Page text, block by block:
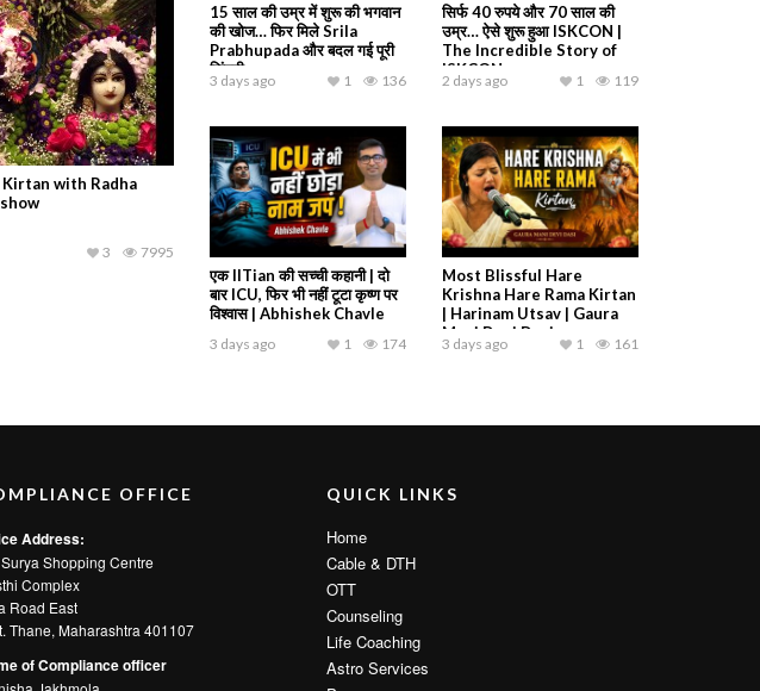
with Radha
7995
3
15 साल की उम्र में शुरू की भगवान
की खोज… फिर मिले Srila
Prabhupada और बदल गई पूरी
जिंदगी
3 days ago 136
1
सिर्फ 40 रुपये और 70 साल की
उम्र… ऐसे शुरू हुआ ISKCON |
The Incredible Story of
ISKCON
2 days ago 119
1
एक IITian की सच्ची कहानी | दो
बार ICU, फिर भी नहीं टूटा कृष्ण पर
विश्वास | Abhishek Chavle
3 days ago 174
1
Most Blissful Hare
Krishna Hare Rama Kirtan
| Harinam Utsav | Gaura
Mani Devi Dasi
3 days ago 161
1
OFFICE
Address:
Shopping Centre
Complex
Road East
Thane, Maharashtra 401107
of Compliance officer
QUICK LINKS
Home
Cable & DTH
OTT
Counseling
Life Coaching
Astro Services